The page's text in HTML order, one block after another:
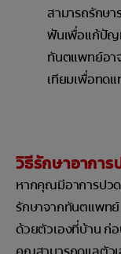
สามารถรักษ
ฟันเพื่อแก้ปัญ
ทันตแพทย์อา
เทียมเพื่อทด
วิธีรักษาอากา
หากคุณมีอาการปว
รักษาจากทันตแพทย์
ด้วยตัวเองที่บ้าน ก่